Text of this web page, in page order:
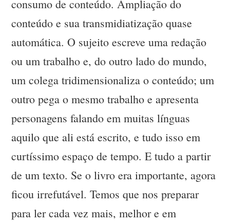
consumo de conteúdo. Ampliação do
conteúdo e sua transmidiatização quase
automática. O sujeito escreve uma redação
ou um trabalho e, do outro lado do mundo,
um colega tridimensionaliza o conteúdo; um
outro pega o mesmo trabalho e apresenta
personagens falando em muitas línguas
aquilo que ali está escrito, e tudo isso em
curtíssimo espaço de tempo. E tudo a partir
de um texto. Se o livro era importante, agora
ficou irrefutável. Temos que nos preparar
para ler cada vez mais, melhor e em